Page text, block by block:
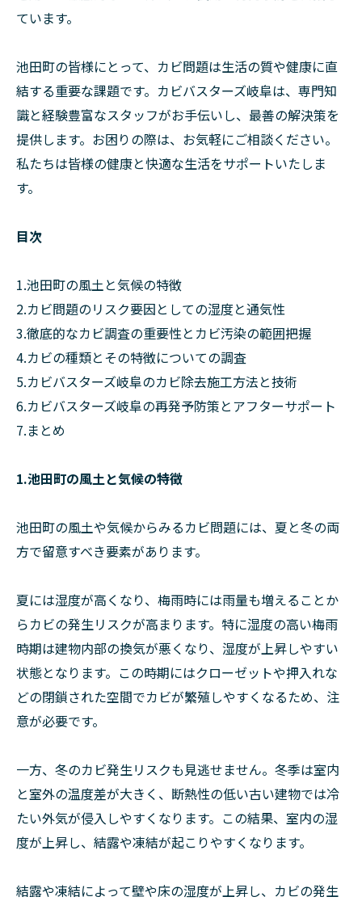
ています。
池田町の皆様にとって、カビ問題は生活の質や健康に直
結する重要な課題です。カビバスターズ岐阜は、専門知
識と経験豊富なスタッフがお手伝いし、最善の解決策を
提供します。お困りの際は、お気軽にご相談ください。
私たちは皆様の健康と快適な生活をサポートいたしま
す。
目次
1.池田町の風土と気候の特徴
2.カビ問題のリスク要因としての湿度と通気性
3.徹底的なカビ調査の重要性とカビ汚染の範囲把握
4.カビの種類とその特徴についての調査
5.カビバスターズ岐阜のカビ除去施工方法と技術
6.カビバスターズ岐阜の再発予防策とアフターサポート
7.まとめ
1.池田町の風土と気候の特徴
池田町の風土や気候からみるカビ問題には、夏と冬の両
方で留意すべき要素があります。
夏には湿度が高くなり、梅雨時には雨量も増えることか
らカビの発生リスクが高まります。特に湿度の高い梅雨
時期は建物内部の換気が悪くなり、湿度が上昇しやすい
状態となります。この時期にはクローゼットや押入れな
どの閉鎖された空間でカビが繁殖しやすくなるため、注
意が必要です。
一方、冬のカビ発生リスクも見逃せません。冬季は室内
と室外の温度差が大きく、断熱性の低い古い建物では冷
たい外気が侵入しやすくなります。この結果、室内の湿
度が上昇し、結露や凍結が起こりやすくなります。
結露や凍結によって壁や床の湿度が上昇し、カビの発生